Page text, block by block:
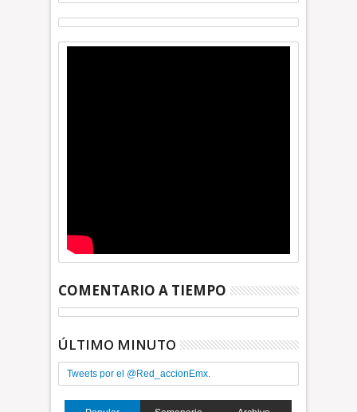
COMENTARIO A TIEMPO
ÚLTIMO MINUTO
Tweets por el @Red_accionEmx.